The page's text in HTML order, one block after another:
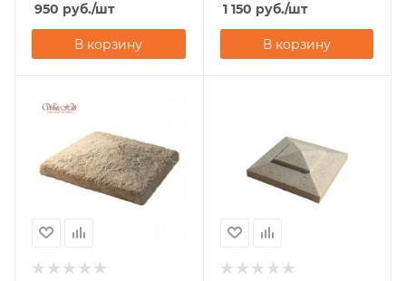
950 руб./шт
В корзину
1 150 руб./шт
В корзину